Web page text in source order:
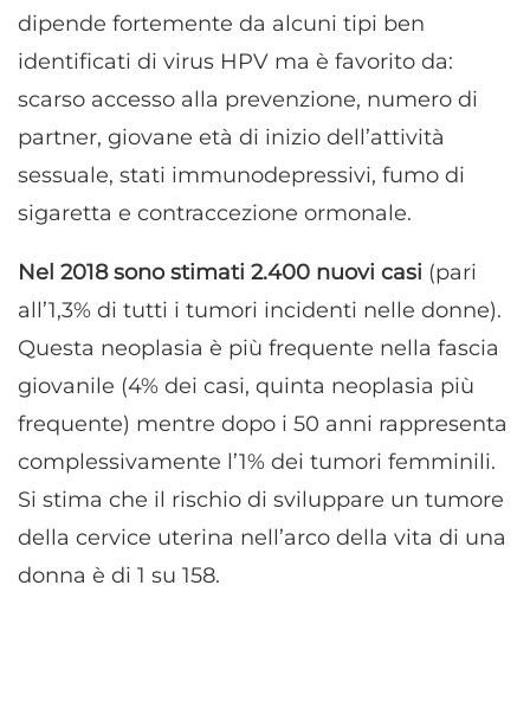
dipende fortemente da alcuni tipi ben
identificati di virus HPV ma è favorito da:
scarso accesso alla prevenzione, numero di
partner, giovane età di inizio dell’attività
sessuale, stati immunodepressivi, fumo di
sigaretta e contraccezione ormonale.
Nel 2018 sono stimati 2.400 nuovi casi (pari
all’1,3% di tutti i tumori incidenti nelle donne).
Questa neoplasia è più frequente nella fascia
giovanile (4% dei casi, quinta neoplasia più
frequente) mentre dopo i 50 anni rappresenta
complessivamente l’1% dei tumori femminili.
Si stima che il rischio di sviluppare un tumore
della cervice uterina nell’arco della vita di una
donna è di 1 su 158.